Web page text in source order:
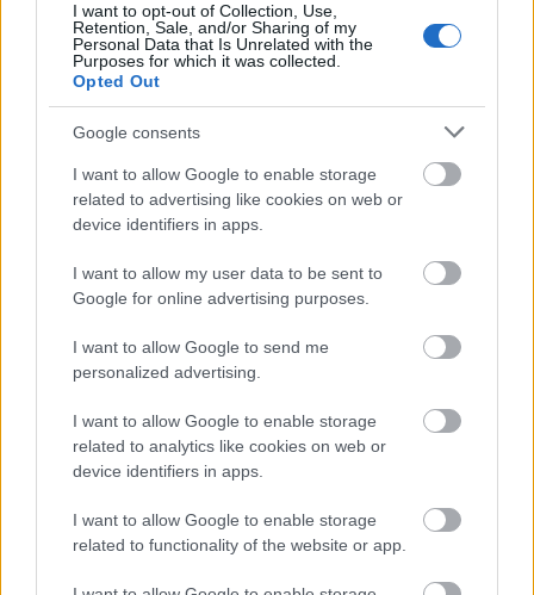
I want to opt-out of Collection, Use,
Retention, Sale, and/or Sharing of my
Personal Data that Is Unrelated with the
Purposes for which it was collected.
Opted Out
Google consents
I want to allow Google to enable storage
related to advertising like cookies on web or
device identifiers in apps.
I want to allow my user data to be sent to
Google for online advertising purposes.
I want to allow Google to send me
personalized advertising.
I want to allow Google to enable storage
related to analytics like cookies on web or
device identifiers in apps.
I want to allow Google to enable storage
related to functionality of the website or app.
MELYEK VOLTAK AZ EDDIGI LEGHOSSZABB SZÜNETEK
EGY KARRIEREBEN KÉT ALBUM KÖZÖTT? ÍME, TOP 10-
A csodálatos brit dalszerző-énekesnő az 1993-as
Red Shoesalbum után visszavonult gyereket nevelni,
s legközelebb csak tizenkét évvel később, 2005-ben
jelentkezett új lemezzel, igaz, egyből duplával (Aerial
címmel) (Bush legutóbbi albumáról itt írtunk
Leonard Cohen